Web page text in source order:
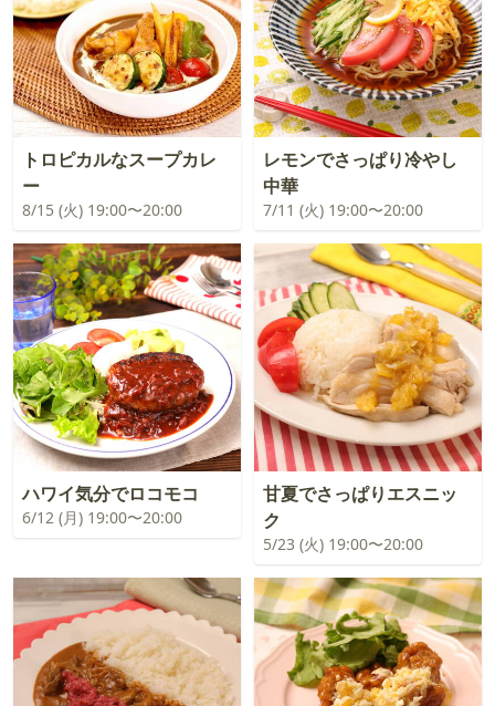
トロピカルなスープカレ
ー
8/15 (火) 19:00〜20:00
レモンでさっぱり冷やし
中華
7/11 (火) 19:00〜20:00
ハワイ気分でロコモコ
6/12 (月) 19:00〜20:00
甘夏でさっぱりエスニッ
ク
5/23 (火) 19:00〜20:00